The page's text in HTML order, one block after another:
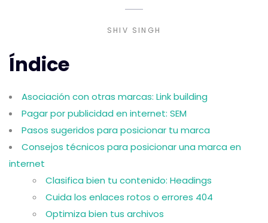
SHIV SINGH
Índice
Asociación con otras marcas: Link building
Pagar por publicidad en internet: SEM
Pasos sugeridos para posicionar tu marca
Consejos técnicos para posicionar una marca en
internet
Clasifica bien tu contenido: Headings
Cuida los enlaces rotos o errores 404
Optimiza bien tus archivos